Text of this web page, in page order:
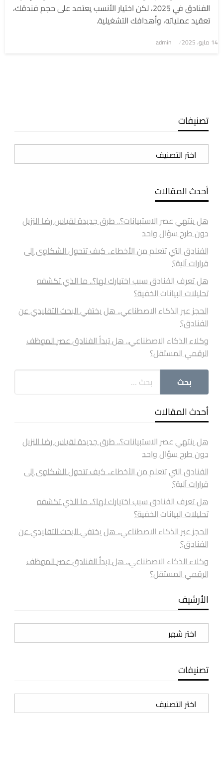
الفنادق في 2025، لكن اختيار الأنسب يعتمد على حجم فندقك،
تعقيد عملياته، وأهدافك التشغيلية.
نُشر
14 مايو، 2025 admin
تصنيفات
تصنيفات
أحدث المقالات
هل ينتهي عصر الاستبيانات؟.. طرق جديدة لقياس رضا النزيل
دون طرح سؤال واحد
الفنادق التي تتعلم من الأخطاء.. كيف تتحول الشكاوى إلى
قرارات آلية؟
هل تعرف الفنادق سبب اختيارك لها؟.. ما الذي تكشفه
تحليلات البيانات الخفية؟
الحجز عبر الذكاء الاصطناعي.. هل يختفي البحث التقليدي عن
الفنادق؟
وكلاء الذكاء الاصطناعي.. هل تبدأ الفنادق عصر الموظف
الرقمي المستقل؟
أحدث المقالات
هل ينتهي عصر الاستبيانات؟.. طرق جديدة لقياس رضا النزيل
دون طرح سؤال واحد
الفنادق التي تتعلم من الأخطاء.. كيف تتحول الشكاوى إلى
قرارات آلية؟
هل تعرف الفنادق سبب اختيارك لها؟.. ما الذي تكشفه
تحليلات البيانات الخفية؟
الحجز عبر الذكاء الاصطناعي.. هل يختفي البحث التقليدي عن
الفنادق؟
وكلاء الذكاء الاصطناعي.. هل تبدأ الفنادق عصر الموظف
الرقمي المستقل؟
الأرشيف
الأرشيف
تصنيفات
تصنيفات